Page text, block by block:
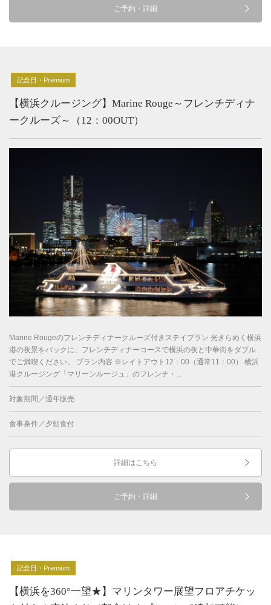
ご予約・詳細
記念日・Premium
【横浜クルージング】Marine Rouge～フレンチディナ
ークルーズ～（12：00OUT）
Marine Rougeのフレンチディナークルーズ付きステイプラン 光きらめく横浜
港の夜景をバックに、フレンチディナーコースで横浜の夜と中華街をダブル
でご満喫ください。 プラン内容 ※レイトアウト12：00（通常11：00） 横浜
港クルージング「マリーンルージュ」のフレンチ・...
対象期間／通年販売
食事条件／夕朝食付
詳細はこちら
ご予約・詳細
記念日・Premium
【横浜を360°一望★】マリンタワー展望フロアチケッ